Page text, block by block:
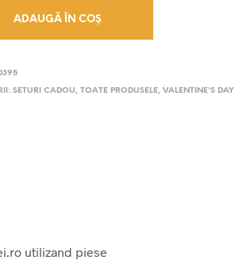
ADAUGĂ ÎN COȘ
SETURI CADOU,TOATE PRODUSELE,VALENTINE'S DAY
utilizand piese